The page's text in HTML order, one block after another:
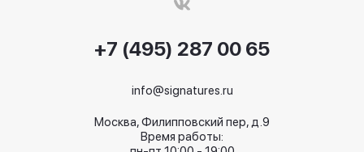
+7 (495) 287 00 65
info@signatures.ru
Москва, Филипповский пер, д.9
Время работы: